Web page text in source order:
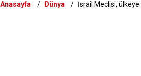
Şişli'de yürekleri ağza
Anasayfa Dünya İsrail Meclisi,